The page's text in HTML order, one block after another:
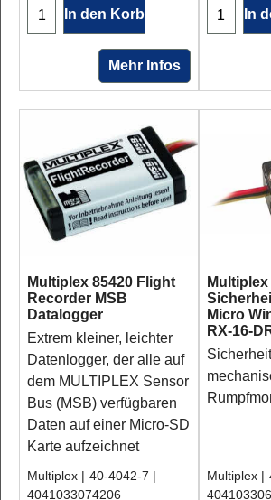
In den Korb
Mehr Infos
In
Multiplex 85420 Flight
Recorder MSB
Datalogger
Extrem kleiner, leichter
Datenlogger, der alle auf
dem MULTIPLEX Sensor
Bus (MSB) verfügbaren
Daten auf einer Micro-SD
Karte aufzeichnet
Multiplex
40-4042-7
4041033074206
Multiplex
Micro
RX-16-
Multiplex